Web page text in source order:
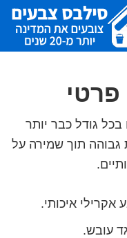
גודל כבר יותר
גבוהה תוך שמירה על
עובש.